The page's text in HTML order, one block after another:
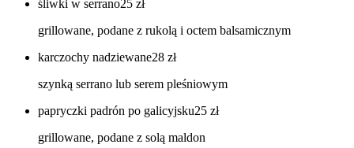
śliwki w serrano25 zł
grillowane, podane z rukolą i octem balsamicznym
karczochy nadziewane28 zł
szynką serrano lub serem pleśniowym
papryczki padrón po galicyjsku25 zł
grillowane, podane z solą maldon